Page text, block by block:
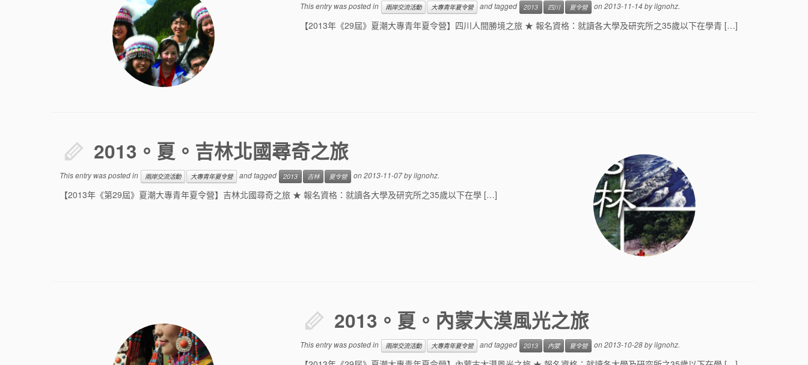
This entry was posted in 兩岸交流活動 大專青年夏令營 and tagged 2013 四川 夏令營 on2013-11-14byilgnohz.
【2013年《29屆》夏潮大專青年夏令營】四川人間勝境之旅 ★ 報名資格：就讀各大學及研究所之35歲以下在學青 […]
2013。夏。吉林北國尋奇之旅
This entry was posted in 兩岸交流活動 大專青年夏令營 and tagged 2013 吉林 夏令營 on2013-11-07byilgnohz.
【2013年《第29屆》夏潮大專青年夏令營】吉林北國尋奇之旅 ★ 報名資格：就讀各大學及研究所之35歲以下在學 […]
2013。夏。內蒙大漠風光之旅
This entry was posted in 兩岸交流活動 大專青年夏令營 and tagged 2013 內蒙 夏令營 on2013-10-28byilgnohz.